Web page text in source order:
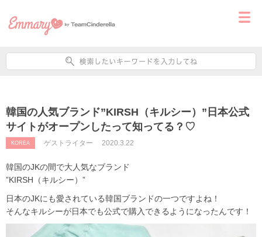
韓国の人気ブランド”KIRSH（キルシー）”日本公式
サイトがオープンしたって知ってる？♡
KOREA ゲストライター 2020.3.22
韓国のJKの間で大人気なブランド
”KIRSH（キルシー）”
日本のJKにも愛されている韓国ブランドの一つですよね！
そんなキルシーが日本でも公式で購入できるようになったんです！